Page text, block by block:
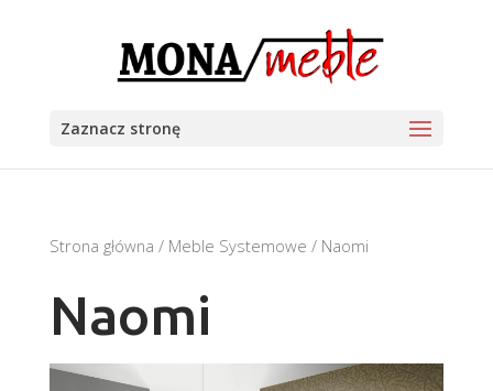
Zaznacz stronę
Strona główna / Meble Systemowe / Naomi
Naomi